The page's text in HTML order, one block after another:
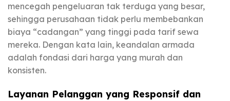
mencegah pengeluaran tak terduga yang besar,
sehingga perusahaan tidak perlu membebankan
biaya “cadangan” yang tinggi pada tarif sewa
mereka. Dengan kata lain, keandalan armada
adalah fondasi dari harga yang murah dan
konsisten.
Layanan Pelanggan yang Responsif dan